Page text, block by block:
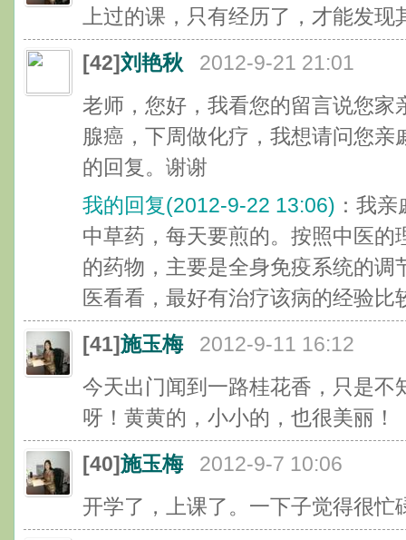
上过的课，只有经历了，才能发
[42]刘艳秋
2012-9-21 21:01
老师，您好，我看您的留言说您
腺癌，下周做化疗，我想请问您
的回复。谢谢
我的回复(2012-9-22 13:06) ：我
中草药，每天要煎的。按照中医
的药物，主要是全身免疫系统的
医看看，最好有治疗该病的经验比
[41]施玉梅
2012-9-11 16:12
今天出门闻到一路桂花香，只是不
呀！黄黄的，小小的，也很美丽！
[40]施玉梅
2012-9-7 10:06
开学了，上课了。一下子觉得很忙